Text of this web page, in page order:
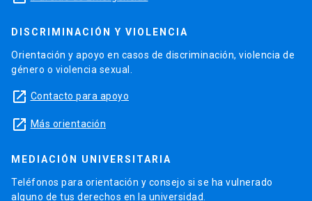
DISCRIMINACIÓN Y VIOLENCIA
Orientación y apoyo en casos de discriminación, violencia de
género o violencia sexual.
launch Contacto para apoyo
launch Más orientación
MEDIACIÓN UNIVERSITARIA
Teléfonos para orientación y consejo si se ha vulnerado
alguno de tus derechos en la universidad.